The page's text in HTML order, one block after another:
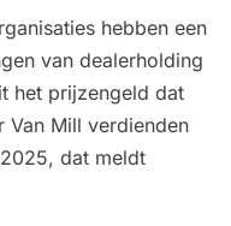
hebben een
van dealerholding
het prijzengeld dat
Van Mill verdienden
dat meldt